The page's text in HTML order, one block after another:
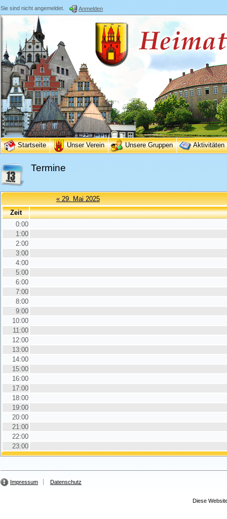
Sie sind nicht angemeldet. Anmelden
Startseite Unser Verein Unsere Gruppen Aktivitäten
Termine
« 29. Mai 2025
Zeit
0:00
1:00
2:00
3:00
4:00
5:00
6:00
7:00
8:00
9:00
10:00
11:00
12:00
13:00
14:00
15:00
16:00
17:00
18:00
19:00
20:00
21:00
22:00
23:00
Impressum Datenschutz
Diese